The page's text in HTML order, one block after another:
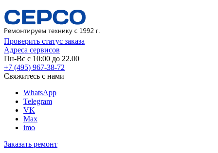
Проверить статус заказа
Адреса сервисов
Пн-Вс с 10:00 до 22.00
+7 (495) 967-38-72
Свяжитесь с нами
WhatsApp
Telegram
VK
Max
imo
Заказать ремонт